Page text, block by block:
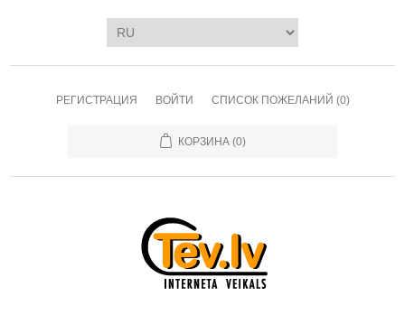
РЕГИСТРАЦИЯ ВОЙТИ СПИСОК ПОЖЕЛАНИЙ (0)
КОРЗИНА (0)